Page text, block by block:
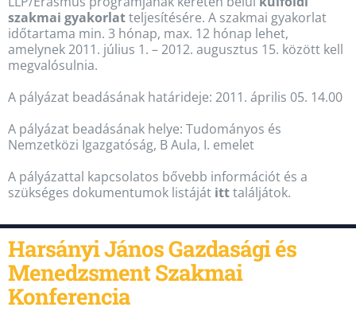
szakmai gyakorlatteljesítésére. A szakmai gyakorlat
időtartama min. 3 hónap, max. 12 hónap lehet,
amelynek 2011. július 1. – 2012. augusztus 15. között kell
megvalósulnia.
A pályázat beadásának határideje: 2011. április 05. 14.00
A pályázat beadásának helye: Tudományos és
Nemzetközi Igazgatóság, B Aula, I. emelet
A pályázattal kapcsolatos bővebb információt és a
szükséges dokumentumok listáját itttaláljátok.
Harsányi János Gazdasági és
Menedzsment Szakmai
Konferencia